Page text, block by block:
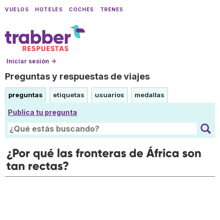
VUELOS HOTELES COCHES TRENES
Iniciar sesión →
Preguntas y respuestas de viajes
preguntas etiquetas usuarios medallas
Publica tu pregunta
¿Por qué las fronteras de África son
tan rectas?